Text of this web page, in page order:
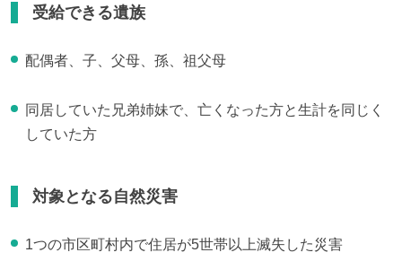
受給できる遺族
配偶者、子、父母、孫、祖父母
同居していた兄弟姉妹で、亡くなった方と生計を同じく
していた方
対象となる自然災害
1つの市区町村内で住居が5世帯以上滅失した災害